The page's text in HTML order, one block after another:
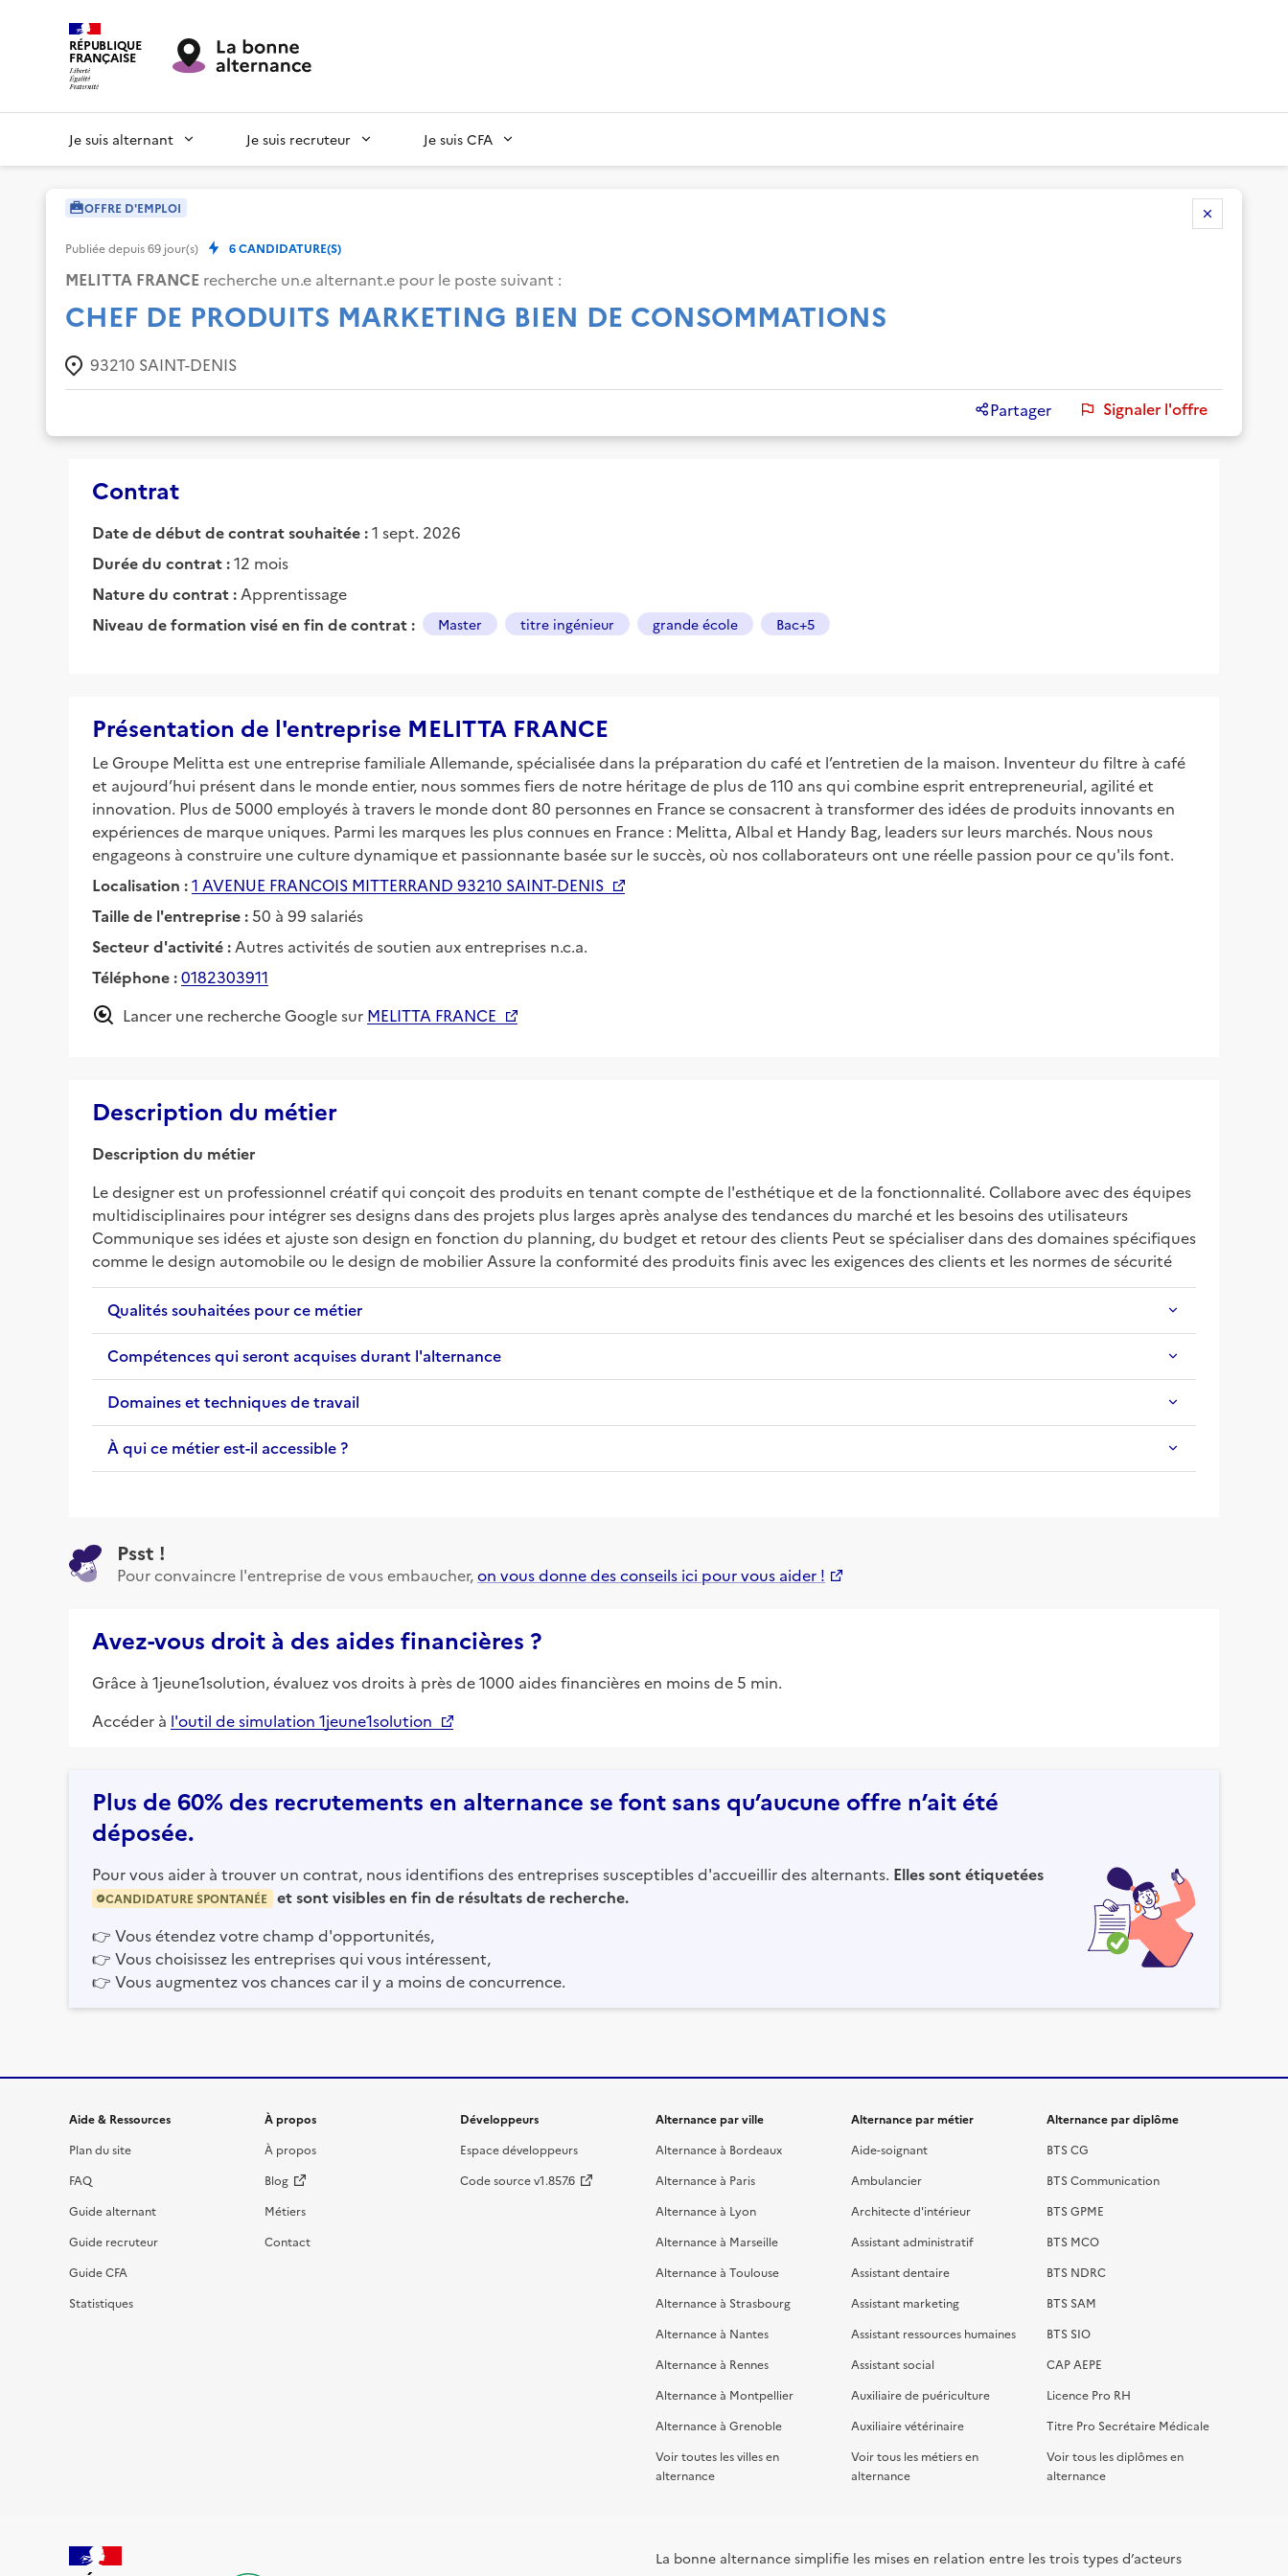
RÉPUBLIQUE
FRANÇAISE
Je suis alternant Je suis recruteur Je suis CFA
OFFRE D'EMPLOI
Publiée depuis69 jour(s) 6CANDIDATURE(S)
MELITTA FRANCE recherche un.e alternant.e pour le poste suivant :
CHEF DE PRODUITS MARKETING BIEN DE CONSOMMATIONS
93210 SAINT-DENIS
Partager Signaler l'offre
Contrat
Date de début de contrat souhaitée :1 sept. 2026
Durée du contrat :12 mois
Nature du contrat : Apprentissage
Niveau de formation visé en fin de contrat :
Master titre ingénieur grande école Bac+5
Présentation de l'entreprise MELITTA FRANCE
Le Groupe Melitta est une entreprise familiale Allemande, spécialisée dans la préparation du café et l’entretien de la maison. Inventeur du filtre à café
et aujourd’hui présent dans le monde entier, nous sommes fiers de notre héritage de plus de 110 ans qui combine esprit entrepreneurial, agilité et
innovation. Plus de 5000 employés à travers le monde dont 80 personnes en France se consacrent à transformer des idées de produits innovants en
expériences de marque uniques. Parmi les marques les plus connues en France : Melitta, Albal et Handy Bag, leaders sur leurs marchés. Nous nous
engageons à construire une culture dynamique et passionnante basée sur le succès, où nos collaborateurs ont une réelle passion pour ce qu'ils font.
Localisation :1 AVENUE FRANCOIS MITTERRAND 93210 SAINT-DENIS
Taille de l'entreprise : 50 à 99 salariés
Secteur d'activité : Autres activités de soutien aux entreprises n.c.a.
Téléphone :0182303911
Lancer une recherche Google sur MELITTA FRANCE
Description du métier
Description du métier
Le designer est un professionnel créatif qui conçoit des produits en tenant compte de l'esthétique et de la fonctionnalité. Collabore avec des équipes
multidisciplinaires pour intégrer ses designs dans des projets plus larges après analyse des tendances du marché et les besoins des utilisateurs
Communique ses idées et ajuste son design en fonction du planning, du budget et retour des clients Peut se spécialiser dans des domaines spécifiques
comme le design automobile ou le design de mobilier Assure la conformité des produits finis avec les exigences des clients et les normes de sécurité
Qualités souhaitées pour ce métier
Compétences qui seront acquises durant l'alternance
Domaines et techniques de travail
À qui ce métier est-il accessible ?
Psst !
Pour convaincre l'entreprise de vous embaucher,on vous donne des conseils ici pour vous aider !
Avez-vous droit à des aides financières ?
Grâce à 1jeune1solution, évaluez vos droits à près de 1000 aides financières en moins de 5 min.
Accéder à l'outil de simulation 1jeune1solution
Plus de 60% des recrutements en alternance se font sans qu’aucune offre n’ait été
déposée.
Pour vous aider à trouver un contrat, nous identifions des entreprises susceptibles d'accueillir des alternants. Elles sont étiquetées
CANDIDATURE SPONTANÉE
et sont visibles en fin de résultats de recherche.
👉 Vous étendez votre champ d'opportunités,
👉 Vous choisissez les entreprises qui vous intéressent,
👉 Vous augmentez vos chances car il y a moins de concurrence.
Informations et liens du site
Aide & Ressources
Plan du site
FAQ
Guide alternant
Guide recruteur
Guide CFA
Statistiques
À propos
À propos
Blog
Métiers
Contact
Développeurs
Espace développeurs
Code source v1.857.6
Alternance par ville
Alternance à Bordeaux
Alternance à Paris
Alternance à Lyon
Alternance à Marseille
Alternance à Toulouse
Alternance à Strasbourg
Alternance à Nantes
Alternance à Rennes
Alternance à Montpellier
Alternance à Grenoble
Voir toutes les villes en
alternance
Alternance par métier
Aide-soignant
Ambulancier
Architecte d'intérieur
Assistant administratif
Assistant dentaire
Assistant marketing
Assistant ressources humaines
Assistant social
Auxiliaire de puériculture
Auxiliaire vétérinaire
Voir tous les métiers en
alternance
Alternance par diplôme
BTS CG
BTS Communication
BTS GPME
BTS MCO
BTS NDRC
BTS SAM
BTS SIO
CAP AEPE
Licence Pro RH
Titre Pro Secrétaire Médicale
Voir tous les diplômes en
alternance
La bonne alternance simplifie les mises en relation entre les trois types d’acteurs